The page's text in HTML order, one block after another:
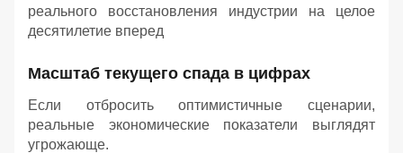
реального восстановления индустрии на целое
десятилетие вперед
Масштаб текущего спада в цифрах
Если отбросить оптимистичные сценарии,
реальные экономические показатели выглядят
угрожающе.